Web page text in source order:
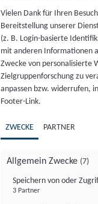
Vielen Dank für Ihren
Bereitstellung unserer
(z. B. Login-basierte
mit anderen Informationen
Zwecke von personalisierte
Zielgruppenforschung zu
anpassen bzw. widerrufen,
Footer-Link.
ZWECKE PARTNER
Allgemein Zwecke (7)
Speichern von oder
3 Partner